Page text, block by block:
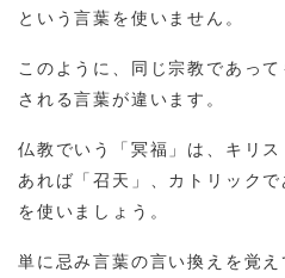
という言葉を使いません。
このように、同じ宗教であっ
される言葉が違います。
仏教でいう「冥福」は、キリ
あれば「召天」、カトリック
を使いましょう。
単に忌み言葉の言い換えを覚